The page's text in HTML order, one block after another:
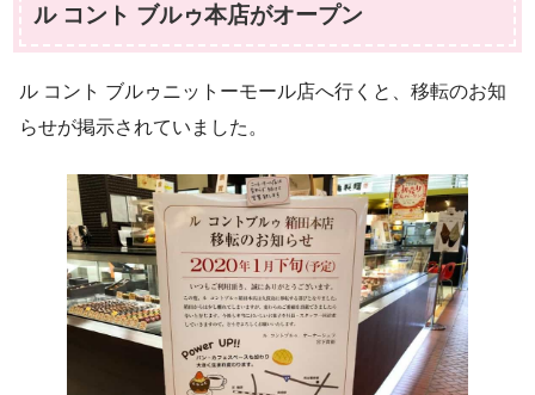
ル コント ブルゥ本店がオープン
ル コント ブルゥニットーモール店へ行くと、移転のお知
らせが掲示されていました。